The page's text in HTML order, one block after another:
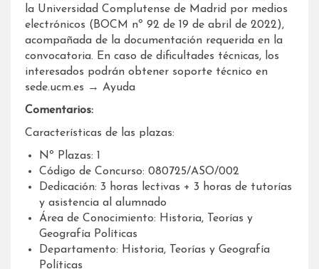
la Universidad Complutense de Madrid por medios
electrónicos (BOCM nº 92 de 19 de abril de 2022),
acompañada de la documentación requerida en la
convocatoria. En caso de dificultades técnicas, los
interesados podrán obtener soporte técnico en
sede.ucm.es → Ayuda
Comentarios:
Características de las plazas:
Nº Plazas: 1
Código de Concurso: 080725/ASO/002
Dedicación: 3 horas lectivas + 3 horas de tutorías
y asistencia al alumnado
Área de Conocimiento: Historia, Teorías y
Geografía Políticas
Departamento: Historia, Teorías y Geografía
Políticas